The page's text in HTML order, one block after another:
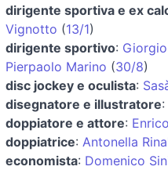
dirigente sportiva e ex
Vignotto (13/1)
dirigente sportivo:
Pierpaolo Marino (30/8)
disc jockey e oculista:
disegnatore e illustratore:
doppiatore e attore:
doppiatrice: Antonella
economista: Domenico